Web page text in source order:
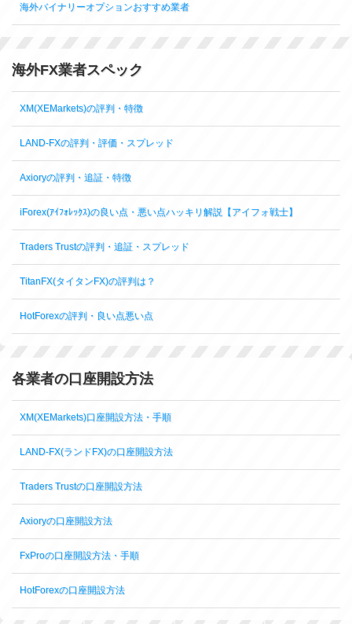
海外バイナリーオプションおすすめ業者
海外FX業者スペック
XM(XEMarkets)の評判・特徴
LAND-FXの評判・評価・スプレッド
Axioryの評判・追証・特徴
iForex(ｱｲﾌｫﾚｯｸｽ)の良い点・悪い点ハッキリ解説【アイフォ戦士】
Traders Trustの評判・追証・スプレッド
TitanFX(タイタンFX)の評判は？
HotForexの評判・良い点悪い点
各業者の口座開設方法
XM(XEMarkets)口座開設方法・手順
LAND-FX(ランドFX)の口座開設方法
Traders Trustの口座開設方法
Axioryの口座開設方法
FxProの口座開設方法・手順
HotForexの口座開設方法